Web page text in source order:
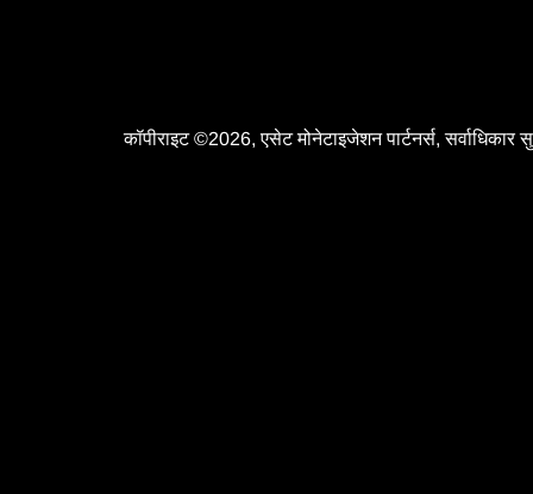
कॉपीराइट ©2026, एसेट मोनेटाइजेशन पार्टनर्स,